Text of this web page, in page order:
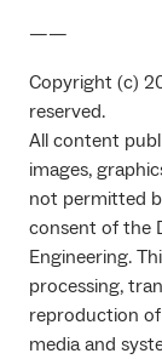
——
Copyright (c)
reserved.
All content
images,
not permitted
consent of the
Engineering.
processing,
reproduction
media and